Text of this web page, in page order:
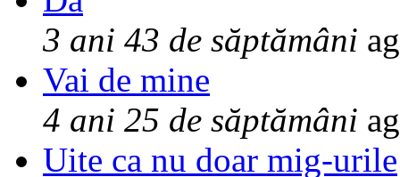
3 ani 43 de săptămâni
Vai de mine
4 ani 25 de săptămâni
Uite ca nu doar mig-urile